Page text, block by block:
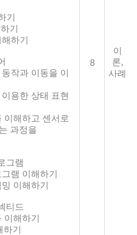
기
기
하기
작과 이동을 이
용한 상태 표현
이해하고 센서로
과정을
그램
램 이해하기
이해하기
티드
이해하기
하기
8
이
론,
사례